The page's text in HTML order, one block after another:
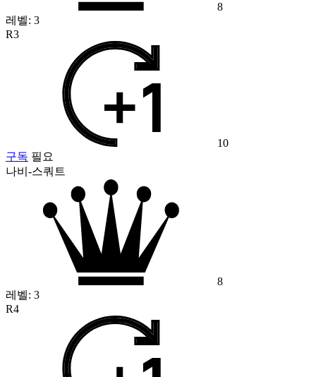
8
레벨: 3
R3
10
구독 필요
나비-스쿼트
8
레벨: 3
R4